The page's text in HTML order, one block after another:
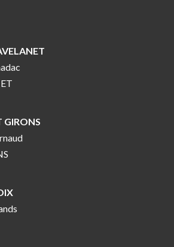
GIRONS